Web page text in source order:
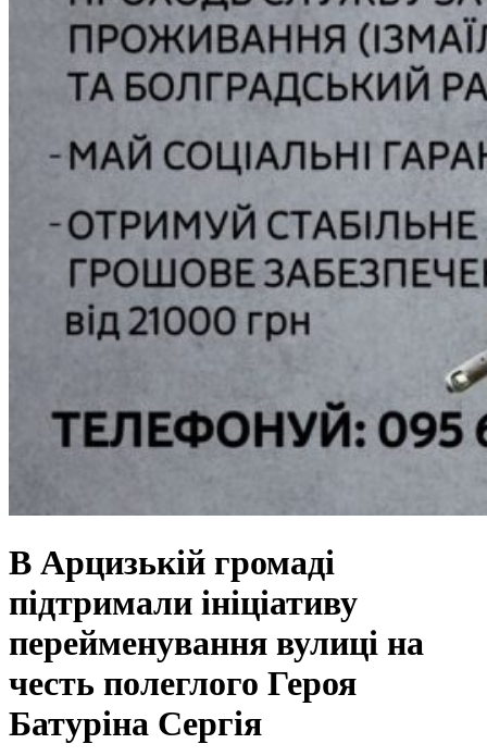
В Арцизькій громаді
підтримали ініціативу
перейменування вулиці на
честь полеглого Героя
Батуріна Сергія